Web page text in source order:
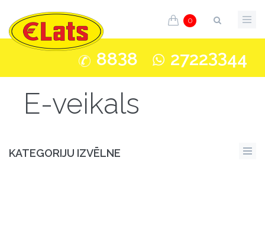
0
8838 27223344
E-veikals
KATEGORIJU IZVĒLNE